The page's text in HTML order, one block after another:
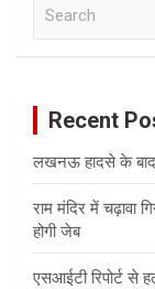
Recent
लखनऊ हादसे के
राम मंदिर में चढ़ावा
होगी जेब
एसआईटी रिपोर्ट से